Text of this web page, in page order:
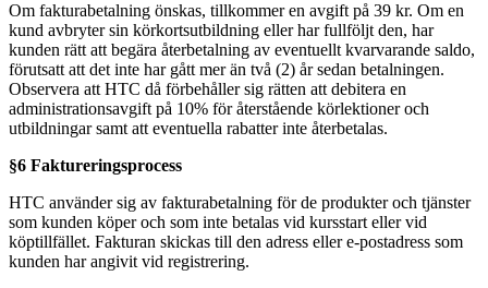
Om fakturabetalning önskas, tillkommer en avgift på 39 kr. Om en
kund avbryter sin körkortsutbildning eller har fullföljt den, har
kunden rätt att begära återbetalning av eventuellt kvarvarande saldo,
förutsatt att det inte har gått mer än två (2) år sedan betalningen.
Observera att HTC då förbehåller sig rätten att debitera en
administrationsavgift på 10% för återstående körlektioner och
utbildningar samt att eventuella rabatter inte återbetalas.
§6 Faktureringsprocess
HTC använder sig av fakturabetalning för de produkter och tjänster
som kunden köper och som inte betalas vid kursstart eller vid
köptillfället. Fakturan skickas till den adress eller e-postadress som
kunden har angivit vid registrering.